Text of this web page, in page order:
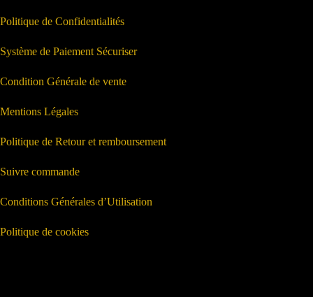
Politique de Confidentialités
Système de Paiement Sécuriser
Condition Générale de vente
Mentions Légales
Politique de Retour et remboursement
Suivre commande
Conditions Générales d’Utilisation
Politique de cookies